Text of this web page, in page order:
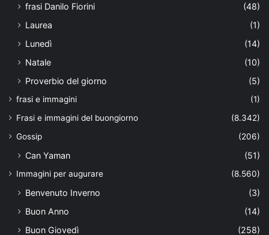
frasi Danilo Fiorini
(48)
Laurea
(1)
Lunedì
(14)
Natale
(10)
Proverbio del giorno
(5)
frasi e immagini
(1)
Frasi e immagini del buongiorno
(8.342)
Gossip
(206)
Can Yaman (51)
Immagini per augurare (8.560)
Benvenuto Inverno
(3)
Buon Anno
(14)
Buon Giovedì
(258)